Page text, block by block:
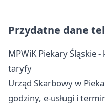
Przydatne dane
MPWiK Piekary Śląskie
taryfy
Urząd Skarbowy w
godziny, e-usługi i